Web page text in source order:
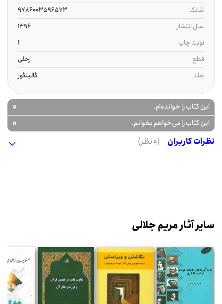
شابک
9786003596573
سال انتشار
1396
نوبت چاپ
1
قطع
رحلی
جلد
گالینگور
این کتاب را خوانده‌ام. 0
این کتاب را می‌خواهم بخوانم.
0
نظرات کاربران
(0 نظر)
سایر آثار مریم جلالی